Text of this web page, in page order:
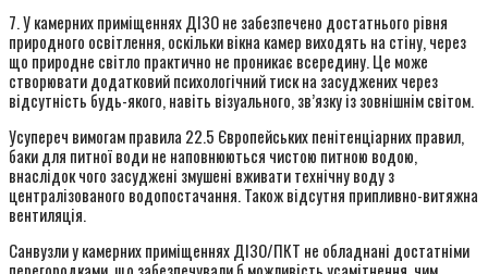
7. У камерних приміщеннях ДІЗО не забезпечено достатнього рівня
природного освітлення, оскільки вікна камер виходять на стіну, через
що природне світло практично не проникає всередину. Це може
створювати додатковий психологічний тиск на засуджених через
відсутність будь-якого, навіть візуального, зв’язку із зовнішнім світом.
Усупереч вимогам правила 22.5 Європейських пенітенціарних правил,
баки для питної води не наповнюються чистою питною водою,
внаслідок чого засуджені змушені вживати технічну воду з
централізованого водопостачання. Також відсутня припливно-витяжна
вентиляція.
Санвузли у камерних приміщеннях ДІЗО/ПКТ не обладнані достатніми